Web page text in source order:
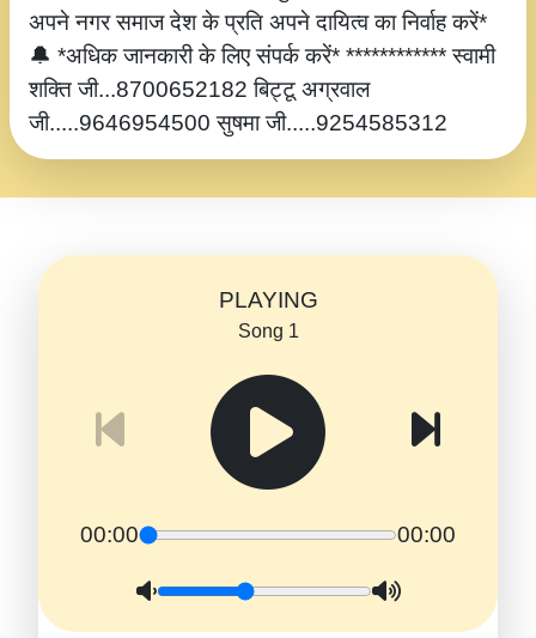
अपने नगर समाज देश के प्रति अपने दायित्व का निर्वाह करें*
🔔 *अधिक जानकारी के लिए संपर्क करें* ************ स्वामी
शक्ति जी...8700652182 बिट्टू अग्रवाल
जी.....9646954500 सुषमा जी.....9254585312
PLAYING
Song 1
00:00 00:00